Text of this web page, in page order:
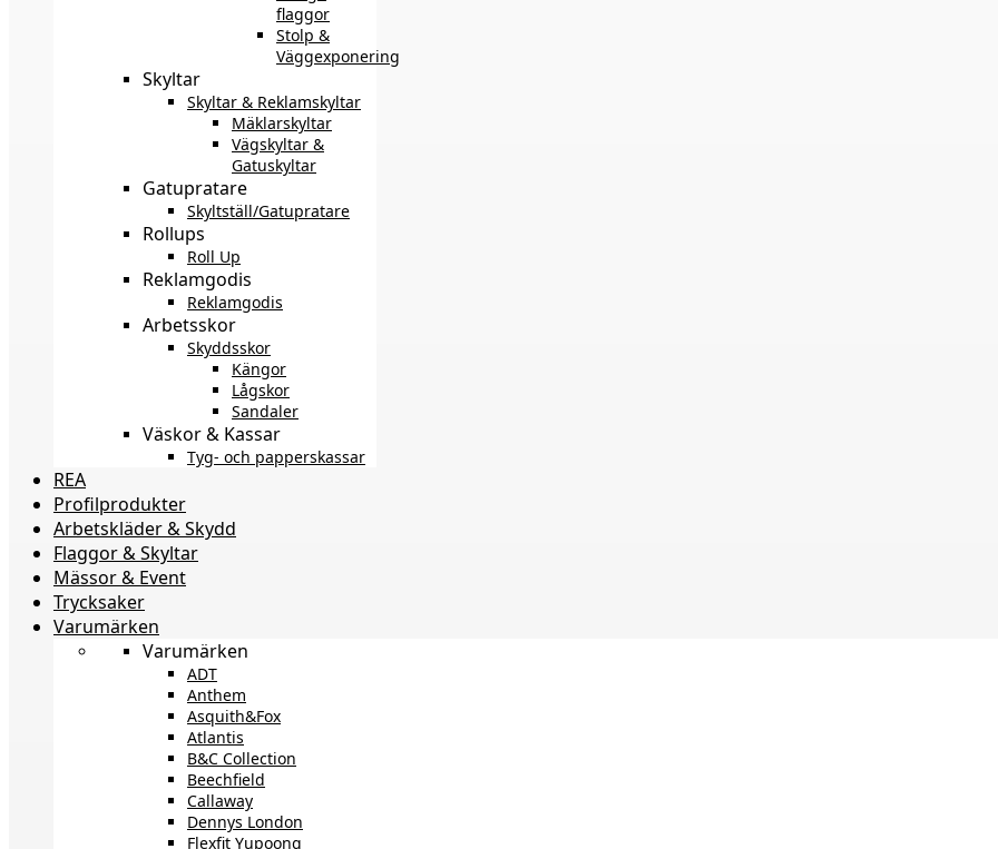
flaggor
Stolp &
Väggexponering
Skyltar
Skyltar & Reklamskyltar
Mäklarskyltar
Vägskyltar &
Gatuskyltar
Gatupratare
Skyltställ/Gatupratare
Rollups
Roll Up
Reklamgodis
Reklamgodis
Arbetsskor
Skyddsskor
Kängor
Lågskor
Sandaler
Väskor & Kassar
Tyg- och papperskassar
REA
Profilprodukter
Arbetskläder & Skydd
Flaggor & Skyltar
Mässor & Event
Trycksaker
Varumärken
Varumärken
ADT
Anthem
Asquith&Fox
Atlantis
B&C Collection
Beechfield
Callaway
Dennys London
Flexfit Yupoong